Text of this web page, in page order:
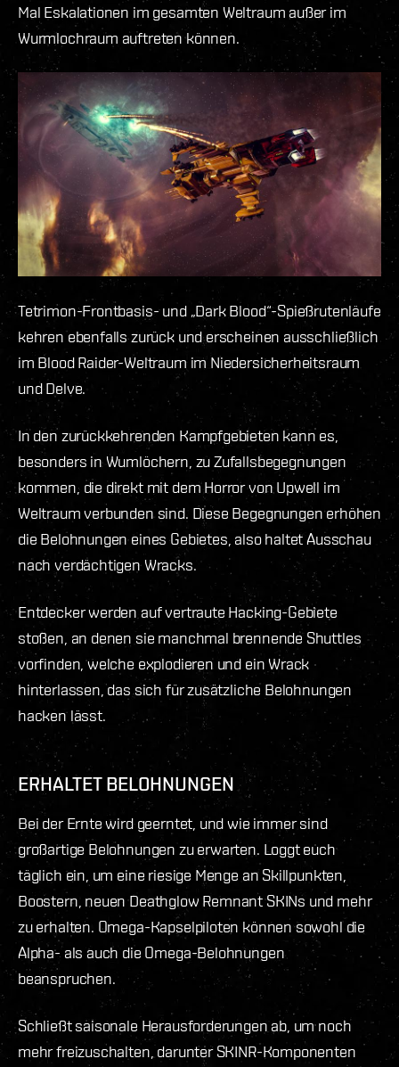
Mal Eskalationen im gesamten Weltraum außer im
Wurmlochraum auftreten können.
Tetrimon-Frontbasis- und „Dark Blood“-Spießrutenläufe
kehren ebenfalls zurück und erscheinen ausschließlich
im Blood Raider-Weltraum im Niedersicherheitsraum
und Delve.
In den zurückkehrenden Kampfgebieten kann es,
besonders in Wumlöchern, zu Zufallsbegegnungen
kommen, die direkt mit dem Horror von Upwell im
Weltraum verbunden sind. Diese Begegnungen erhöhen
die Belohnungen eines Gebietes, also haltet Ausschau
nach verdächtigen Wracks.
Entdecker werden auf vertraute Hacking-Gebiete
stoßen, an denen sie manchmal brennende Shuttles
vorfinden, welche explodieren und ein Wrack
hinterlassen, das sich für zusätzliche Belohnungen
hacken lässt.
ERHALTET BELOHNUNGEN
Bei der Ernte wird geerntet, und wie immer sind
großartige Belohnungen zu erwarten. Loggt euch
täglich ein, um eine riesige Menge an Skillpunkten,
Boostern, neuen Deathglow Remnant SKINs und mehr
zu erhalten. Omega-Kapselpiloten können sowohl die
Alpha- als auch die Omega-Belohnungen
beanspruchen.
Schließt saisonale Herausforderungen ab, um noch
mehr freizuschalten, darunter SKINR-Komponenten